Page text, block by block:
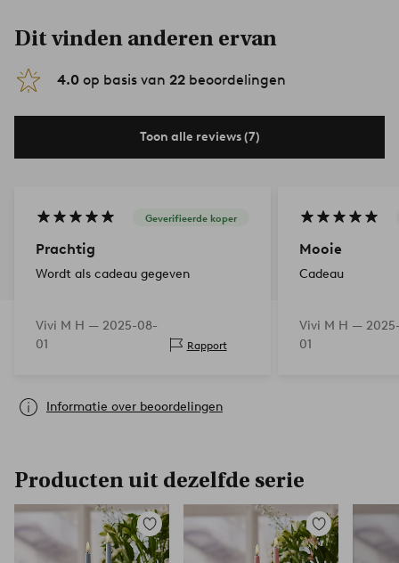
Dit vinden anderen ervan
4.0 op basis van 22 beoordelingen
Toon alle reviews (7)
Geverifieerde koper
Prachtig
Wordt als cadeau gegeven
Vivi M H — 2025-08-
01
Rapport
Mooie
Cadeau
Vivi M H —
01
Informatie over beoordelingen
Producten uit dezelfde serie
Toevoegen
aan
favorieten
Toevoegen
aan
favorieten